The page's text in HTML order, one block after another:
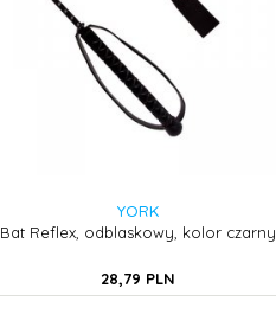
YORK
Bat Reflex, odblaskowy, kolor czarny
28,79 PLN